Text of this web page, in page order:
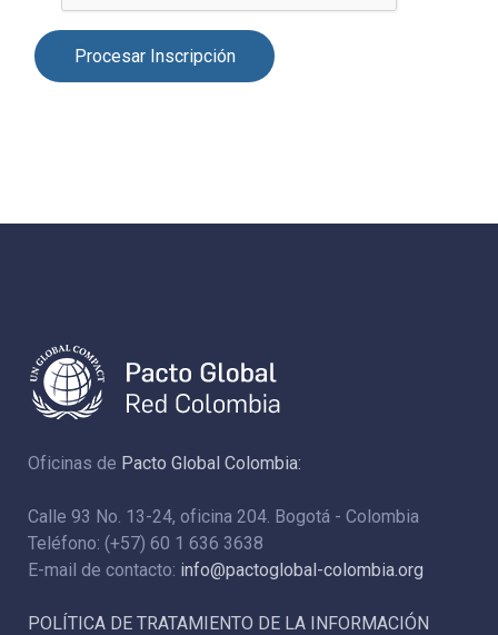
Oficinas de Pacto Global Colombia:
Calle 93 No. 13-24, oficina 204. Bogotá - Colombia
Teléfono: (+57) 60 1 636 3638
E-mail de contacto: info@pactoglobal-colombia.org
POLÍTICA DE TRATAMIENTO DE LA INFORMACIÓN